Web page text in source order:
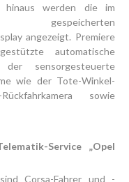
hinaus werden die im
angezeigt. Premiere
automatische
der sensorgesteuerte
wie der Tote-Winkel-
sowie
Service „Opel
Corsa-Fahrer und -